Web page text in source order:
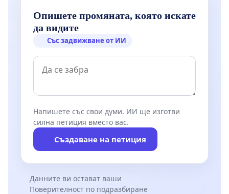
Опишете промяната, която искате
да видите
Със задвижване от ИИ
Напишете със свои думи. ИИ ще изготви
силна петиция вместо вас.
Създаване на петиция
Данните ви остават ваши
Поверителност по подразбиране